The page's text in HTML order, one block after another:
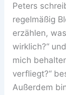
Peters
regelmäßig
erzählen,
wirklich?“
mich
verfliegt?“
Außerdem